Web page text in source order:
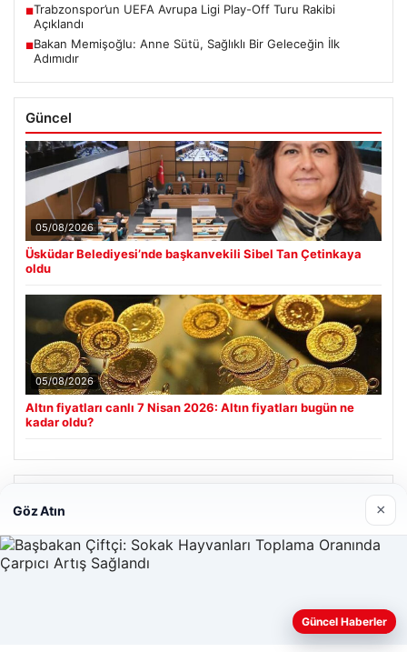
■Trabzonspor’un UEFA Avrupa Ligi Play-Off Turu Rakibi
Açıklandı
■Bakan Memişoğlu: Anne Sütü, Sağlıklı Bir Geleceğin İlk
Adımıdır
Güncel
05/08/2026
Üsküdar Belediyesi’nde başkanvekili Sibel Tan Çetinkaya
oldu
05/08/2026
Altın fiyatları canlı 7 Nisan 2026: Altın fiyatları bugün ne
kadar oldu?
Web sitemizi nasıl kullandığınızı daha iyi anlayabilmek,
Göz Atın ×
Güncel Haberler